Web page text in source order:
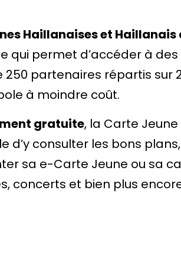
Haillanaises et
qui permet d’accéder à
250 partenaires répartis sur
à moindre coût.
gratuite, la Carte
d’y consulter les bons
sa e-Carte Jeune ou sa
concerts et bien plus